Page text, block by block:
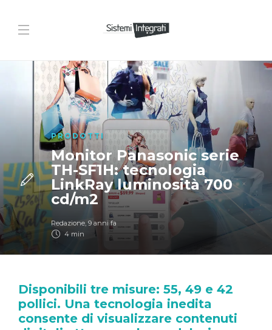
PRODOTTI
Monitor Panasonic serie
TH-SF1H: tecnologia
LinkRay luminosità 700
cd/m2
Redazione, 9 anni fa
4 min
Disponibili tre misure: 55, 49 e 42
pollici. Una tecnologia inedita
consente di visualizzare contenuti